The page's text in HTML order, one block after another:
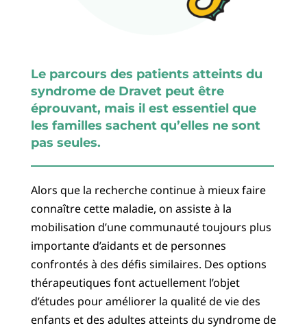
Le parcours des patients atteints du
syndrome de Dravet peut être
éprouvant, mais il est essentiel que
les familles sachent qu’elles ne sont
pas seules.
Alors que la recherche continue à mieux faire
connaître cette maladie, on assiste à la
mobilisation d’une communauté toujours plus
importante d’aidants et de personnes
confrontés à des défis similaires. Des options
thérapeutiques font actuellement l’objet
d’études pour améliorer la qualité de vie des
enfants et des adultes atteints du syndrome de